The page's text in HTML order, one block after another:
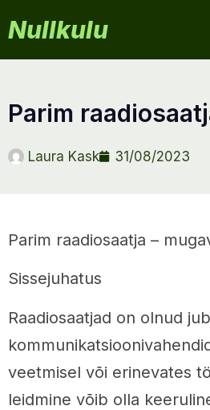
Nullkulu
parim
Laura Kask 31/08/2023
Parim raadiosaatja –
Sissejuhatus
Raadiosaatjad on olnud
veetmisel või erinevates
leidmine võib olla